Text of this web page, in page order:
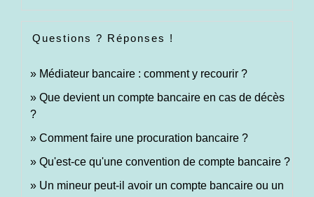
Questions ? Réponses !
Médiateur bancaire : comment y recourir ?
Que devient un compte bancaire en cas de décès
?
Comment faire une procuration bancaire ?
Qu'est-ce qu'une convention de compte bancaire ?
Un mineur peut-il avoir un compte bancaire ou un